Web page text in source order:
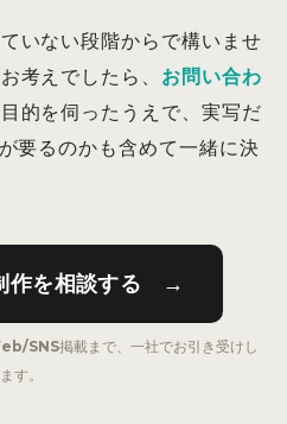
いない段階からで構いませ
考えでしたら、 お問い合わ
的を伺ったうえで、実写だ
要るのかも含めて一緒に決
作を相談する →
SNS掲載まで、一社でお引き受けし
ます。